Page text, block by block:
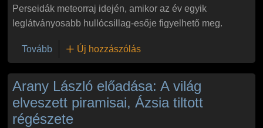
Perseidák meteorraj idején, amikor az év egyik
leglátványosabb hullócsillag-esője figyelhető meg.
Tovább(XI. Hullócsillagok Éjszakája - a réten és a vízen)
Új hozzászólás
Arany László előadása: A világ
elveszett piramisai, Ázsia tiltott
régészete